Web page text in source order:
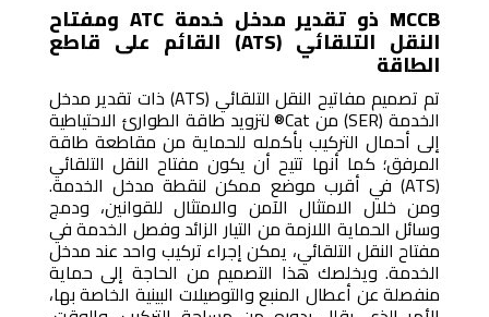
MCCB ذو تقدير مدخل خدمة ATC ومفتاح
النقل التلقائي (ATS) القائم على قاطع
الطاقة
تم تصميم مفاتيح النقل التلقائي (ATS) ذات تقدير مدخل
الخدمة (SER) من Cat® لتزويد طاقة الطوارئ الاحتياطية
إلى أحمال التركيب بأكمله للحماية من مقاطعة طاقة
المرفق؛ كما أنها تتيح أن يكون مفتاح النقل التلقائي
(ATS) في أقرب موضع ممكن لنقطة مدخل الخدمة.
ومن خلال الامتثال الآمن والامتثال للقوانين، ودمج
وسائل الحماية اللازمة من التيار الزائد وفصل الخدمة في
مفتاح النقل التلقائي، يمكن إجراء تركيب واحد عند مدخل
الخدمة. ويخلصك هذا التصميم من الحاجة إلى حماية
منفصلة عن أعطال المنبع والتوصيلات البينية الخاصة بها،